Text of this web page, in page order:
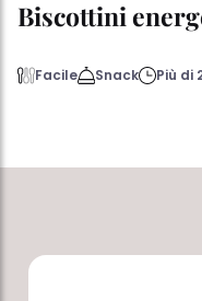
Biscottini
Facile Snack Più di